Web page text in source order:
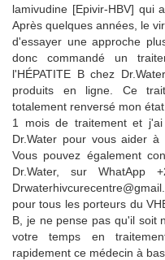
lamivudine [Epivir-HBV] qui
Après quelques années, le
d'essayer une approche
donc commandé un
l'HÉPATITE B chez
produits en ligne. Ce
totalement renversé mon
1 mois de traitement et
Dr.Water pour vous aider à
Vous pouvez également
Dr.Water, sur WhatApp
pour tous les porteurs du
B, je ne pense pas qu'il soit
votre temps en
rapidement ce médecin à